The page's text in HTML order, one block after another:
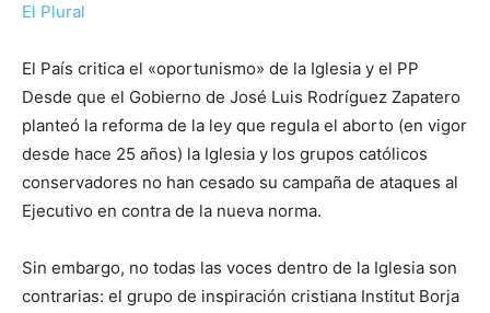
El Plural
El País critica el «oportunismo» de la Iglesia y el PP
Desde que el Gobierno de José Luis Rodríguez Zapatero
planteó la reforma de la ley que regula el aborto (en vigor
desde hace 25 años) la Iglesia y los grupos católicos
conservadores no han cesado su campaña de ataques al
Ejecutivo en contra de la nueva norma.
Sin embargo, no todas las voces dentro de la Iglesia son
contrarias: el grupo de inspiración cristiana Institut Borja